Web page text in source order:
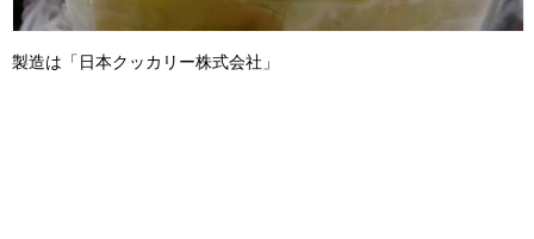
製造は「日本クッカリー株式会社」